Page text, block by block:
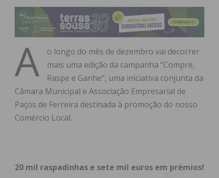
A
o longo do mês de dezembro vai decorrer
mais uma edição da campanha “Compre,
Raspe e Ganhe”, uma iniciativa conjunta da
Câmara Municipal e Associação Empresarial de
Paços de Ferreira destinada à promoção do nosso
Comércio Local.
20 mil raspadinhas e sete mil euros em prémios!